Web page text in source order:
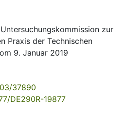
zur
Praxis der Technischen
9. Januar 2019
37890
DE290R-19877